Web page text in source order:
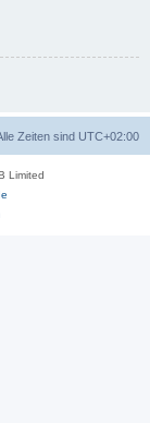
Zeiten sind UTC+02:00
Limited